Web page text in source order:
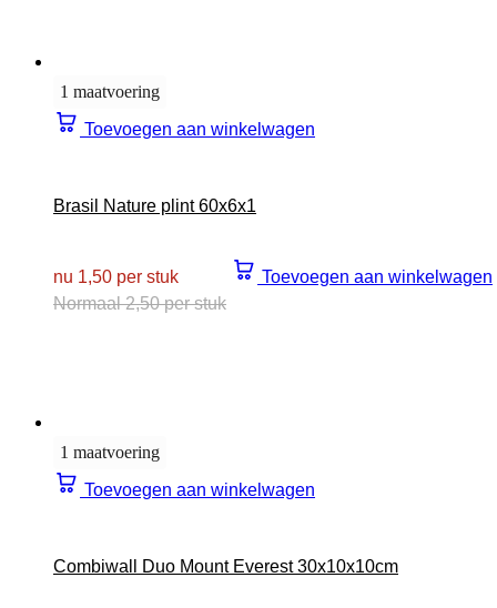
1 maatvoering
Toevoegen aan winkelwagen
Brasil Nature plint 60x6x1
nu 1,50 per stuk
Normaal 2,50 per stuk
Toevoegen aan winkelwagen
1 maatvoering
Toevoegen aan winkelwagen
Combiwall Duo Mount Everest 30x10x10cm